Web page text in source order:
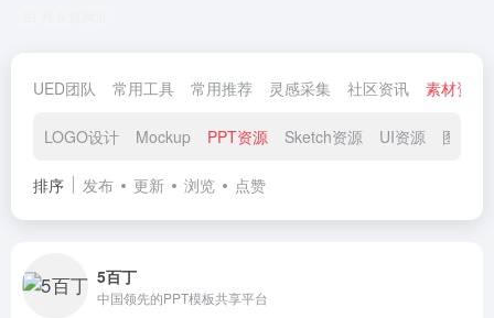
UED团队 常用工具 常用推荐 灵感采集 社区资讯 素材资源
LOGO设计 Mockup PPT资源 Sketch资源 UI资源 图标素
排序 发布 更新 浏览 点赞
5百丁
中国领先的PPT模板共享平台